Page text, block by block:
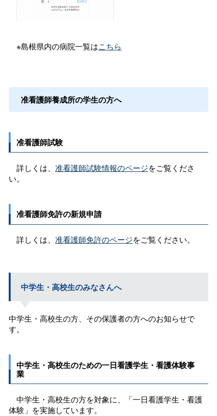
※島根県内の病院一覧はこちら
准看護師養成所の学生の方へ
准看護師試験
詳しくは、 准看護師試験情報のページをご覧くださ
い。
准看護師免許の新規申請
詳しくは、 准看護師免許のページをご覧ください。
中学生・高校生のみなさんへ
中学生・高校生の方、その保護者の方へのお知らせで
す。
中学生・高校生のための一日看護学生・看護体験事
業
中学生・高校生の方を対象に、「一日看護学生・看護
体験」を実施しています。